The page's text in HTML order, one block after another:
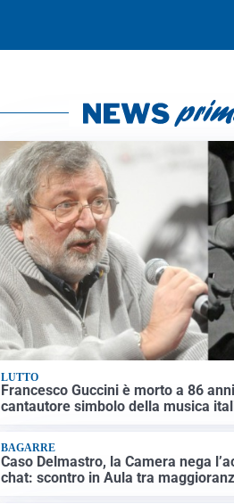
LUTTO
Francesco Guccini è morto a 86
cantautore simbolo della musica
BAGARRE
Caso Delmastro, la Camera nega
chat: scontro in Aula tra